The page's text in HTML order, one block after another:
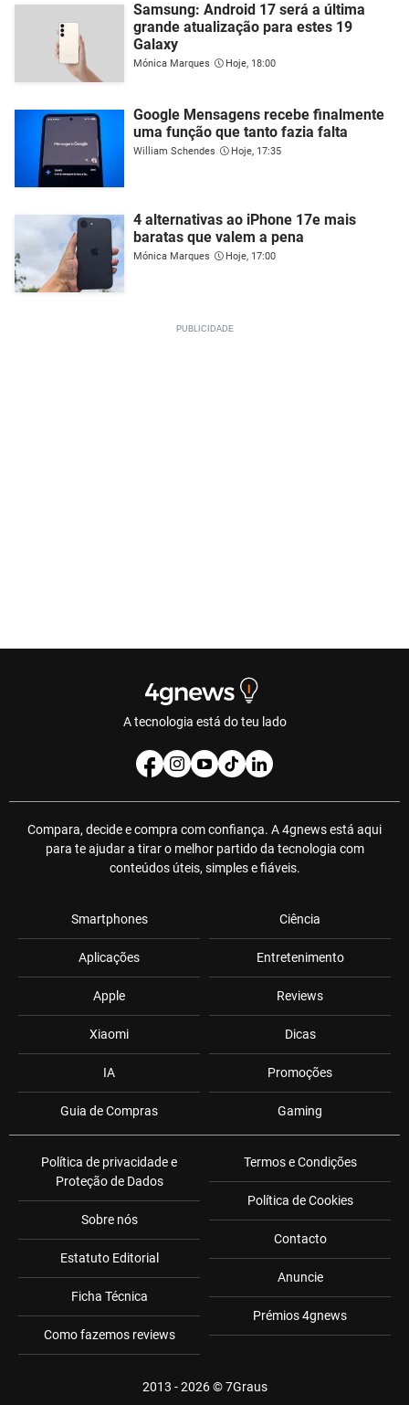
Samsung: Android 17 será a última
grande atualização para estes 19
Galaxy
Mónica Marques Hoje, 18:00
Google Mensagens recebe finalmente
uma função que tanto fazia falta
William Schendes Hoje, 17:35
4 alternativas ao iPhone 17e mais
baratas que valem a pena
Mónica Marques Hoje, 17:00
A tecnologia está do teu lado
Compara, decide e compra com confiança. A 4gnews está aqui
para te ajudar a tirar o melhor partido da tecnologia com
conteúdos úteis, simples e fiáveis.
Smartphones
Aplicações
Apple
Xiaomi
IA
Guia de Compras
Ciência
Entretenimento
Reviews
Dicas
Promoções
Gaming
Política de privacidade e
Proteção de Dados
Sobre nós
Estatuto Editorial
Ficha Técnica
Como fazemos reviews
Termos e Condições
Política de Cookies
Contacto
Anuncie
Prémios 4gnews
2013 - 2026 ©7Graus